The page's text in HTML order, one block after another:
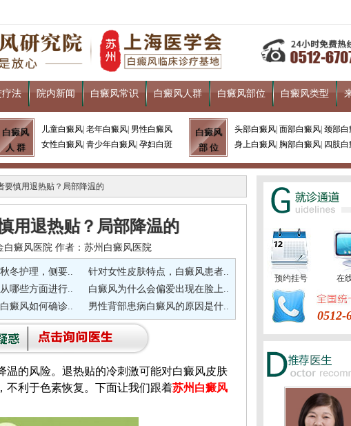
疗法 院内新闻 白癜风常识 白癜风人群 白癜风部位 白癜风类型
白癜风
人 群
儿童白癜风 老年白癜风 男性白癜风
女性白癜风 青少年白癜风 孕妇白斑
白癜风
部 位
头部白癜风 面部白癜风 颈部白
身上白癜风 胸部白癜风 四肢
要慎用退热贴？局部降温的
用退热贴？局部降温的
白癜风医院 作者：苏州白癜风医院
冬护理，侧要..
针对女性皮肤特点，白癜风患者..
哪些方面进行..
白癜风为什么会偏爱出现在脸上..
癜风如何确诊.. 男性背部患病白癜风的原因是什..
的风险。退热贴的冷刺激可能对白癜风皮肤
不利于色素恢复。下面让我们跟着苏州白癜风
预约挂号 在
0512-